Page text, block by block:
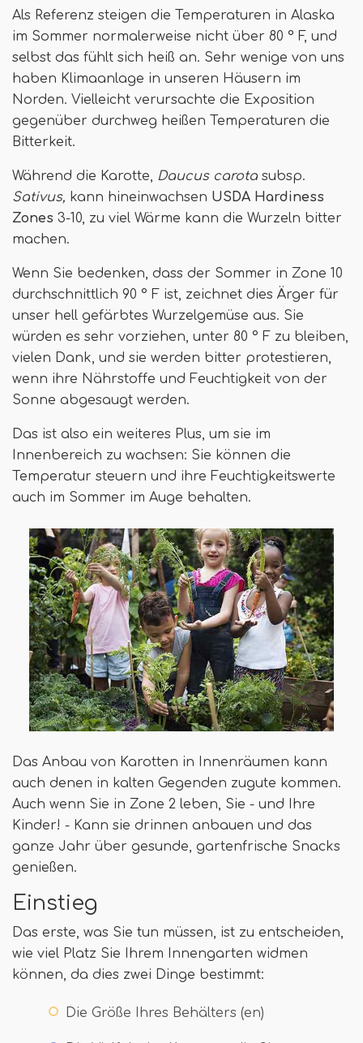
Als Referenz steigen die Temperaturen in Alaska
im Sommer normalerweise nicht über 80 ° F, und
selbst das fühlt sich heiß an. Sehr wenige von uns
haben Klimaanlage in unseren Häusern im
Norden. Vielleicht verursachte die Exposition
gegenüber durchweg heißen Temperaturen die
Bitterkeit.
Während die Karotte, Daucus carota subsp.
Sativus, kann hineinwachsen USDA Hardiness
Zones 3-10, zu viel Wärme kann die Wurzeln bitter
machen.
Wenn Sie bedenken, dass der Sommer in Zone 10
durchschnittlich 90 ° F ist, zeichnet dies Ärger für
unser hell gefärbtes Wurzelgemüse aus. Sie
würden es sehr vorziehen, unter 80 ° F zu bleiben,
vielen Dank, und sie werden bitter protestieren,
wenn ihre Nährstoffe und Feuchtigkeit von der
Sonne abgesaugt werden.
Das ist also ein weiteres Plus, um sie im
Innenbereich zu wachsen: Sie können die
Temperatur steuern und ihre Feuchtigkeitswerte
auch im Sommer im Auge behalten.
Das Anbau von Karotten in Innenräumen kann
auch denen in kalten Gegenden zugute kommen.
Auch wenn Sie in Zone 2 leben, Sie - und Ihre
Kinder! - Kann sie drinnen anbauen und das
ganze Jahr über gesunde, gartenfrische Snacks
genießen.
Einstieg
Das erste, was Sie tun müssen, ist zu entscheiden,
wie viel Platz Sie Ihrem Innengarten widmen
können, da dies zwei Dinge bestimmt:
Die Größe Ihres Behälters (en)